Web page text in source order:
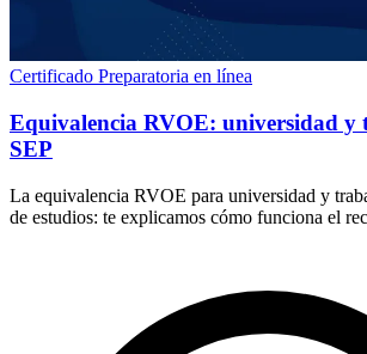
Certificado Preparatoria en línea
Equivalencia RVOE: universidad y
SEP
La equivalencia RVOE para universidad y
de estudios: te explicamos cómo funciona el